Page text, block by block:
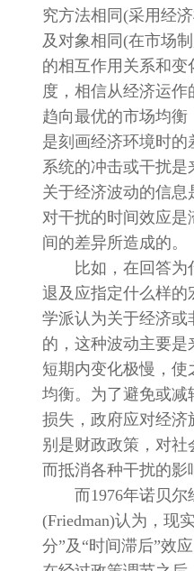
究方法相同(采用经
及对象相同(在市场
的相互作用关系和变
度，相信从经济运
趋向最优的市场均
是刻画经济环境时
系统的冲击或干扰是
关于经济波动的信息
对干扰的时间效应是
间的差异所造成的。
比如，在回答为
退及应指定什么样
学派认为关于经济或
的，这种波动主要
短期内变化极慢，
均衡。为了避免或减
损失，政府应对经
别是财政政策，对社
而抵消各种干扰的影
而1976年诺贝尔
(Friedman)认为，现
分”及“时间滞后”效